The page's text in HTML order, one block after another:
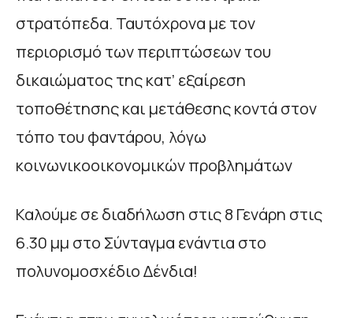
στρατόπεδα. Ταυτόχρονα με τον
περιορισμό των περιπτώσεων του
δικαιώματος της κατ’ εξαίρεση
τοποθέτησης και μετάθεσης κοντά στον
τόπο του φαντάρου, λόγω
κοινωνικοοικονομικών προβλημάτων
Καλούμε σε διαδήλωση στις 8 Γενάρη στις
6.30 μμ στο Σύνταγμα ενάντια στο
πολυνομοσχέδιο Δένδια!